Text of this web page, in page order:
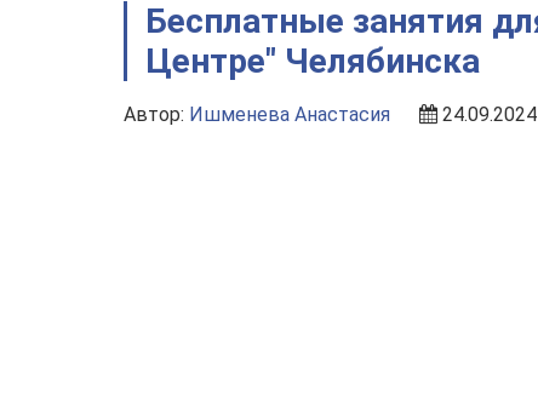
Бесплатные занятия
Центре" Челябинска
Автор: Ишменева Анастасия